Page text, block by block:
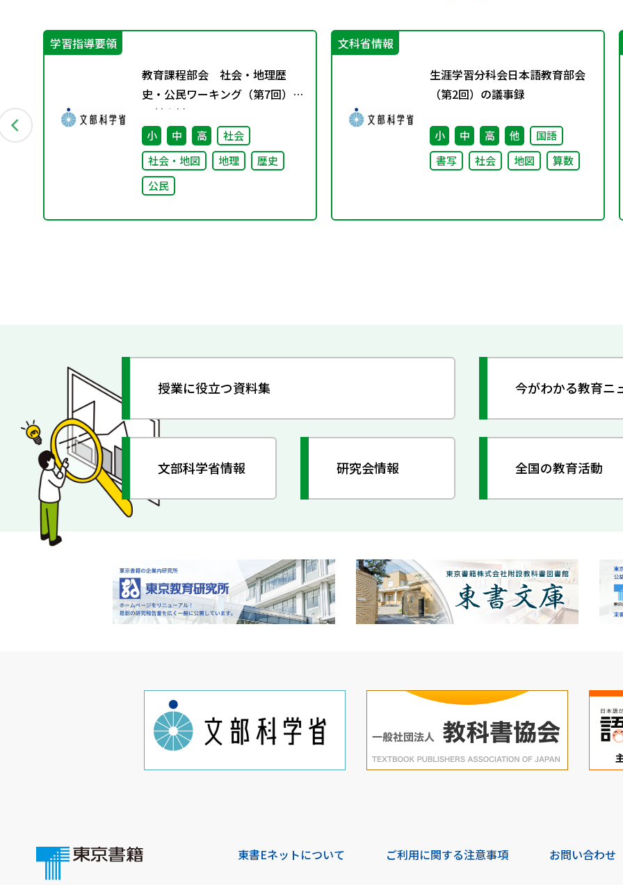
学習指導要領
教育課程部会 社会・地理歴
史・公民ワーキング（第7回）
配付資料
小 中 高
社会
社会・地図
地理
歴史
公民
文科省情報
生涯学習分科会日本語教育部会
（第2回）の議事録
小 中 高 他
国語
書写
社会 地図 算数
授業に役立つ資料集 今がわかる教育ニ
文部科学省情報 研究会情報 全国の教育活動
東書Eネットについて ご利用に関する注意事項 お問い合わせ